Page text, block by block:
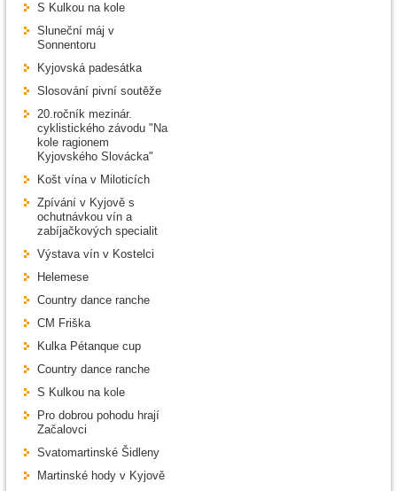
S Kulkou na kole
Sluneční máj v
Sonnentoru
Kyjovská padesátka
Slosování pivní soutěže
20.ročník mezinár.
cyklistického závodu "Na
kole ragionem
Kyjovského Slovácka"
Košt vína v Miloticích
Zpívání v Kyjově s
ochutnávkou vín a
zabíjačkových specialit
Výstava vín v Kostelci
Helemese
Country dance ranche
CM Friška
Kulka Pétanque cup
Country dance ranche
S Kulkou na kole
Pro dobrou pohodu hrají
Začalovci
Svatomartinské Šidleny
Martinské hody v Kyjově